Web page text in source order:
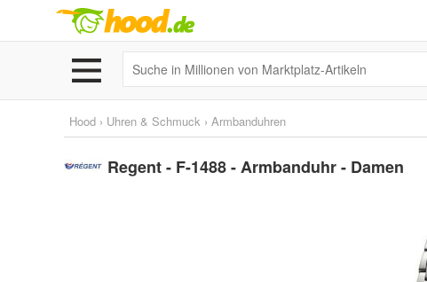
Hood › Uhren & Schmuck › Armbanduhren
Regent - F-1488 - Armbanduhr - Damen